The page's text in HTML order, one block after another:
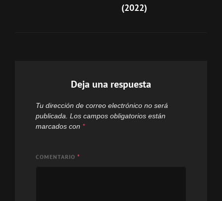
(2022)
Deja una respuesta
Tu dirección de correo electrónico no será
publicada. Los campos obligatorios están
marcados con *
COMENTARIO *